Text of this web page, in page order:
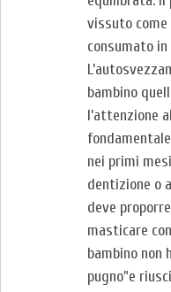
vissuto come
consumato
bambino
l’attenzione
nei primi
dentizione o
deve
masticare
bambino non
pugno”e